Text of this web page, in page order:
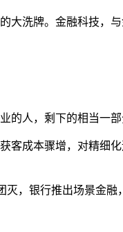
大洗牌。金融科技，与
人，剩下的相当一部
成本骤增，对精细
，银行推出场景金